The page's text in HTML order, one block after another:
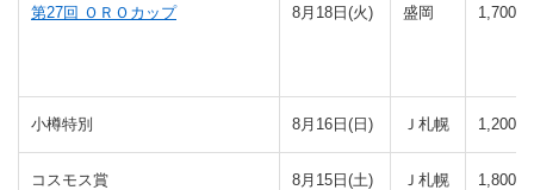
第27回 ＯＲＯカップ 8月18日(火) 盛岡 1,700(
小樽特別 8月16日(日) Ｊ札幌 1,200(
コスモス賞 8月15日(土) Ｊ札幌 1,800(